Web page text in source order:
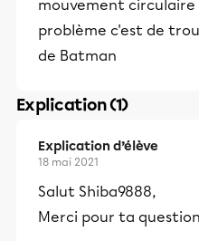
mouvement circulaire
problème c'est de
de Batman
Explication (1)
Explication d’élève
18 mai 2021
Salut Shiba9888,
Merci pour ta